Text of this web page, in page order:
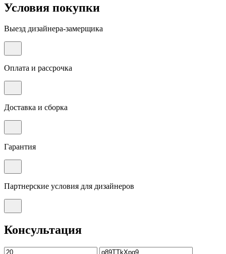
Условия покупки
Выезд дизайнера-замерщика
Оплата и рассрочка
Доставка и сборка
Гарантия
Партнерские условия для дизайнеров
Консультация